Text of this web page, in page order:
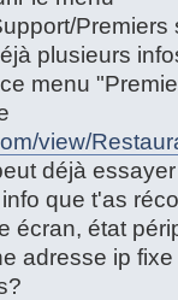
Premiers
plusieurs
menu
view/
déjà
que t'as
écran, état
adresse ip fixe